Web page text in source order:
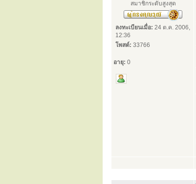
สมาชิกระดับสูงสุด
ลงทะเบียนเมื่อ: 24 ต.ค. 2006,
12:36
โพสต์: 33766
อายุ: 0